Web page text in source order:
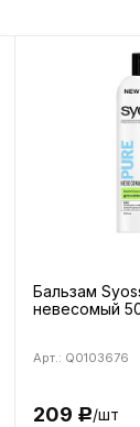
Бальзам
невесомый
Арт.: Q0103676
209 Р/шт